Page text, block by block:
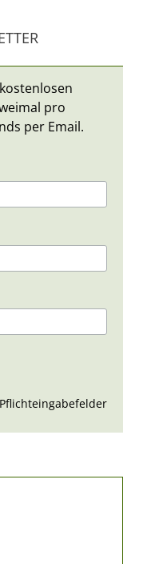
pro
per Email.
Pflichteingabefelder